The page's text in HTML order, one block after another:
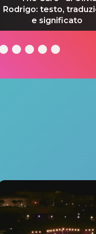
Rodrigo: testo,
e significato